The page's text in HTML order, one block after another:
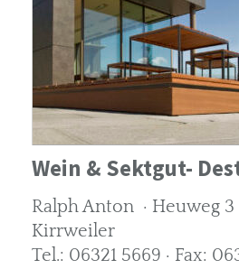
Wein & Sektgut-
Ralph Anton · Heuweg 3
Kirrweiler
Tel.: 06321 5669 · Fax: